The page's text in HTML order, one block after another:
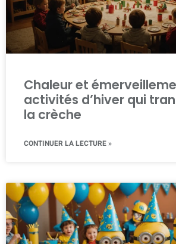
Chaleur et
activités d’hiver qui
la crèche
CONTINUER LA LECTURE »